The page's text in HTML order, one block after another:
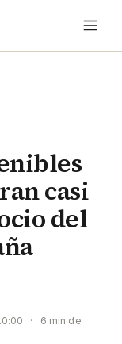
casi
del
·
6 min de